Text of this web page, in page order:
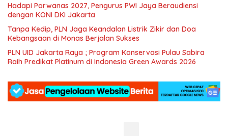
Hadapi Porwanas 2027, Pengurus PWI Jaya Beraudiensi
dengan KONI DKI Jakarta
Tanpa Kedip, PLN Jaga Keandalan Listrik Zikir dan Doa
Kebangsaan di Monas Berjalan Sukses
PLN UID Jakarta Raya ; Program Konservasi Pulau Sabira
Raih Predikat Platinum di Indonesia Green Awards 2026